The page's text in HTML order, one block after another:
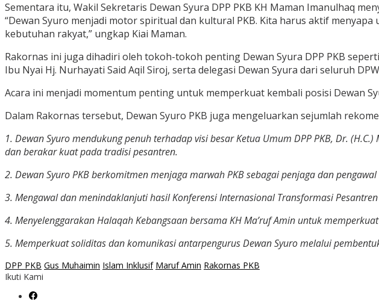
Sementara itu, Wakil Sekretaris Dewan Syura DPP PKB KH Maman Imanulhaq
“Dewan Syuro menjadi motor spiritual dan kultural PKB. Kita harus aktif
kebutuhan rakyat,” ungkap Kiai Maman.
Rakornas ini juga dihadiri oleh tokoh-tokoh penting Dewan Syura DPP PKB
Ibu Nyai Hj. Nurhayati Said Aqil Siroj, serta delegasi Dewan Syura dari seluruh
Acara ini menjadi momentum penting untuk memperkuat kembali posisi Dewan
Dalam Rakornas tersebut, Dewan Syuro PKB juga mengeluarkan sejumlah
1. Dewan Syuro mendukung penuh terhadap visi besar Ketua Umum DPP PKB, Dr.
dan berakar kuat pada tradisi pesantren.
2. Dewan Syuro PKB berkomitmen menjaga marwah PKB sebagai penjaga dan
3. Mengawal dan menindaklanjuti hasil Konferensi Internasional Transformasi
4. Menyelenggarakan Halaqah Kebangsaan bersama KH Ma’ruf Amin untuk
5. Memperkuat soliditas dan komunikasi antarpengurus Dewan Syuro melalui
DPP PKB Gus Muhaimin Islam Inklusif Maruf Amin Rakornas PKB
Ikuti Kami